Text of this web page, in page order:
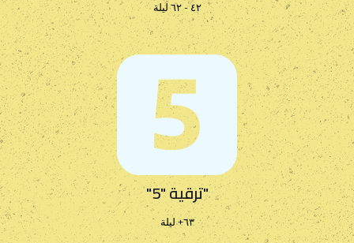
٤٢ - ٦٢ ليلة
"ترقية "5"
٦٣+ ليلة